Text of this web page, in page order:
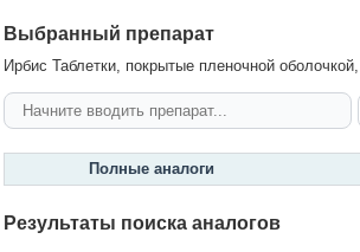
Выбранный препарат
Ирбис Таблетки, покрытые пленочной
Полные аналоги
Результаты поиска аналогов